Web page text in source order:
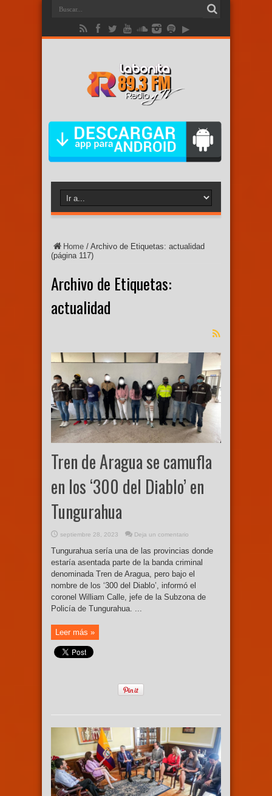
Home / Archivo de Etiquetas: actualidad
(página 117)
Archivo de Etiquetas:
actualidad
Tren de Aragua se camufla
en los ‘300 del Diablo’ en
Tungurahua
septiembre 28, 2023 Deja un comentario
Tungurahua sería una de las provincias donde
estaría asentada parte de la banda criminal
denominada Tren de Aragua, pero bajo el
nombre de los ‘300 del Diablo’, informó el
coronel William Calle, jefe de la Subzona de
Policía de Tungurahua. ...
Leer más »